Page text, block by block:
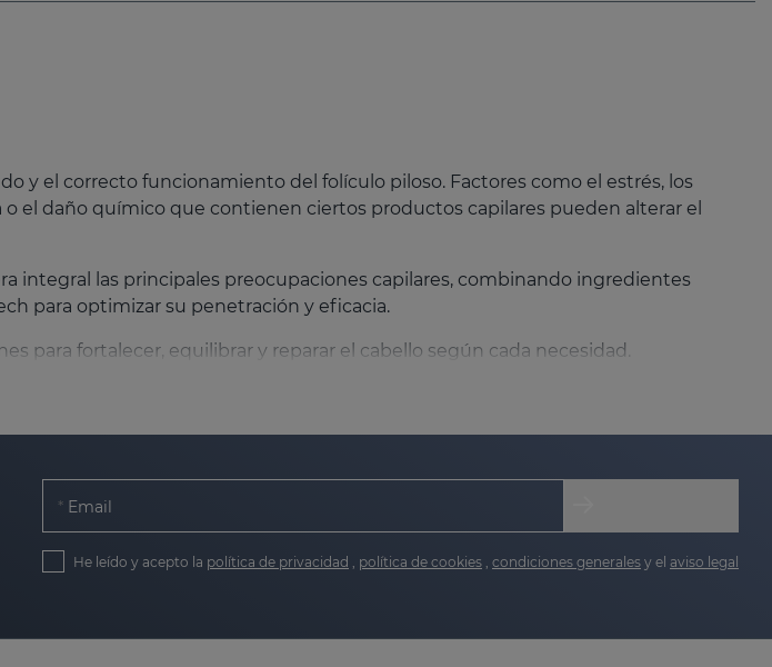
y el correcto funcionamiento del folículo piloso. Factores como el estrés, los
el daño químico que contienen ciertos productos capilares pueden alterar el
integral las principales preocupaciones capilares, combinando ingredientes
para optimizar su penetración y eficacia.
para fortalecer, equilibrar y reparar el cabello según cada necesidad.
Email
He leído y acepto la política de privacidad , política de cookies , condiciones generales y el aviso legal